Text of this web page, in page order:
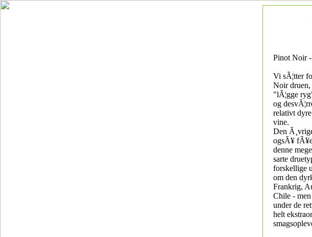
Pinot Noir
Vi sÃ¦tter
Noir
"lÃ¦gge
og
relativt
vine.
Den
ogsÃ¥
denne
sarte
forskellige
om den
Frankrig,
Chile -
under de
helt